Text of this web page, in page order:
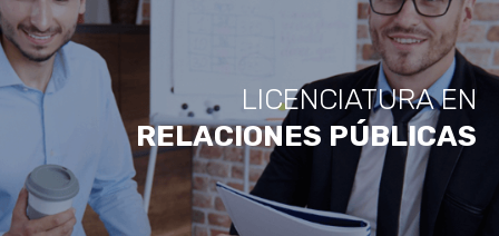
LICENCIATURA EN
RELACIONES PÚBLICAS